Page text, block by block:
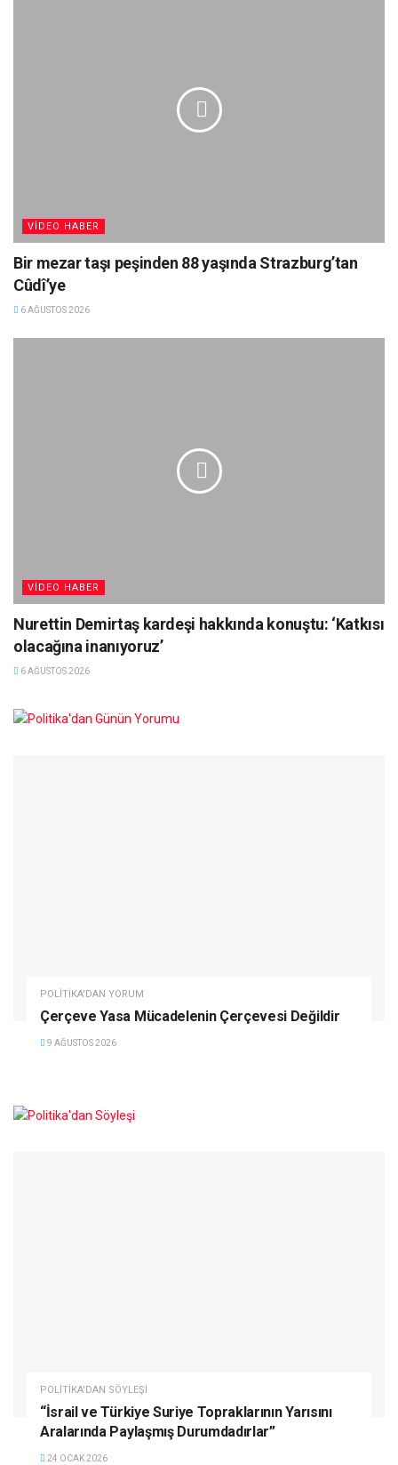
VIDEO HABER
Bir mezar taşı peşinden 88 yaşında Strazburg’tan
Cûdî’ye
6 AĞUSTOS 2026
VIDEO HABER
Nurettin Demirtaş kardeşi hakkında konuştu: ‘Katkısı
olacağına inanıyoruz’
6 AĞUSTOS 2026
POLITIKA'DAN YORUM
Çerçeve Yasa Mücadelenin Çerçevesi Değildir
9 AĞUSTOS 2026
POLITIKA'DAN SÖYLEŞI
“İsrail ve Türkiye Suriye Topraklarının Yarısını
Aralarında Paylaşmış Durumdadırlar”
24 OCAK 2026